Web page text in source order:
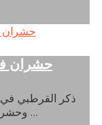
حشران
ذكر القرطبي في
وحشران في الآخرة ، فاللذان في الدنيا …